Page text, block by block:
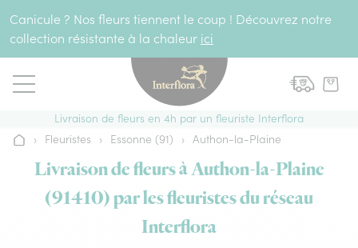
Canicule ? Nos fleurs tiennent le coup ! Découvrez notre
collection résistante à la chaleur ici
Livraison de fleurs en 4h par un fleuriste Interflora
Accueil
› Fleuristes › Essonne (91) › Authon-la-Plaine
Livraison de fleurs à Authon-la-Plaine
(91410) par les fleuristes du réseau
Interflora